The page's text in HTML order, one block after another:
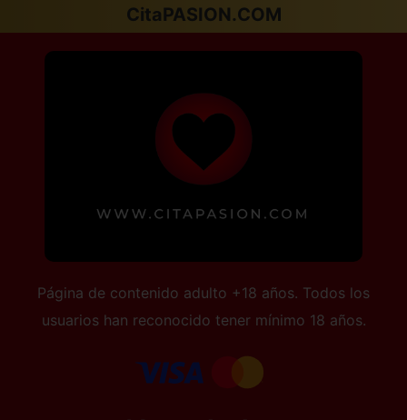
CitaPASION.COM
Página de contenido adulto +18 años. Todos los
usuarios han reconocido tener mínimo 18 años.